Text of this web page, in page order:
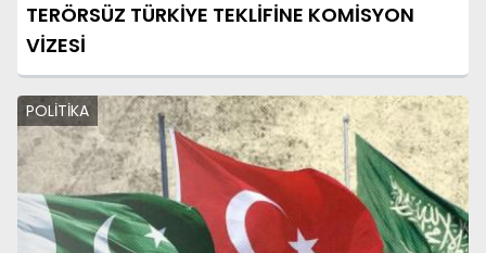
TERÖRSÜZ TÜRKİYE TEKLİFİNE KOMİSYON
VİZESİ
POLİTİKA